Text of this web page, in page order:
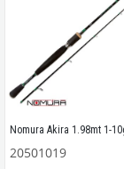
20501019